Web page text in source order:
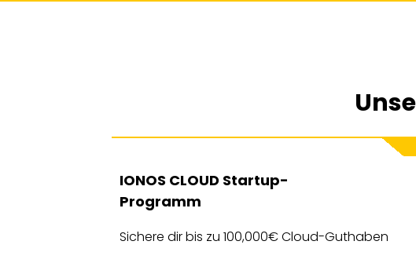
IONOS CLOUD Startup-
Programm
Sichere dir bis zu 100,000€ Cloud-Guthaben